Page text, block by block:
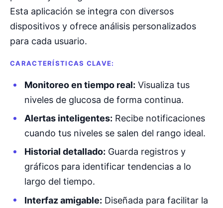
Esta aplicación se integra con diversos
dispositivos y ofrece análisis personalizados
para cada usuario.
CARACTERÍSTICAS CLAVE:
Monitoreo en tiempo real: Visualiza tus
niveles de glucosa de forma continua.
Alertas inteligentes: Recibe notificaciones
cuando tus niveles se salen del rango ideal.
Historial detallado: Guarda registros y
gráficos para identificar tendencias a lo
largo del tiempo.
Interfaz amigable: Diseñada para facilitar la